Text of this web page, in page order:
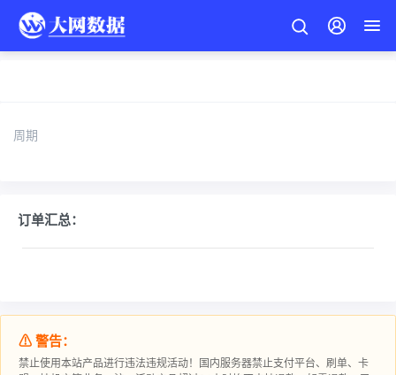
周期
订单汇总：
⚠ 警告：
禁止使用本站产品进行违法违规活动！国内服务器禁止支付平台、刷单、卡